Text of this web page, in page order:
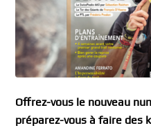
Offrez-vous le nouveau
préparez-vous à faire des